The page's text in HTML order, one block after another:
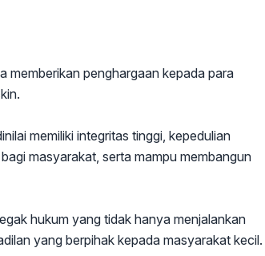
memberikan penghargaan kepada para
memiliki integritas tinggi, kepedulian
masyarakat, serta mampu membangun
hukum yang tidak hanya menjalankan
yang berpihak kepada masyarakat kecil.